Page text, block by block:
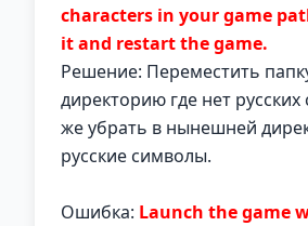
characters in your game
it and restart the game.
Решение: Переместить
директорию где нет
же убрать в нынешней
русские символы.
Ошибка: Launch the game